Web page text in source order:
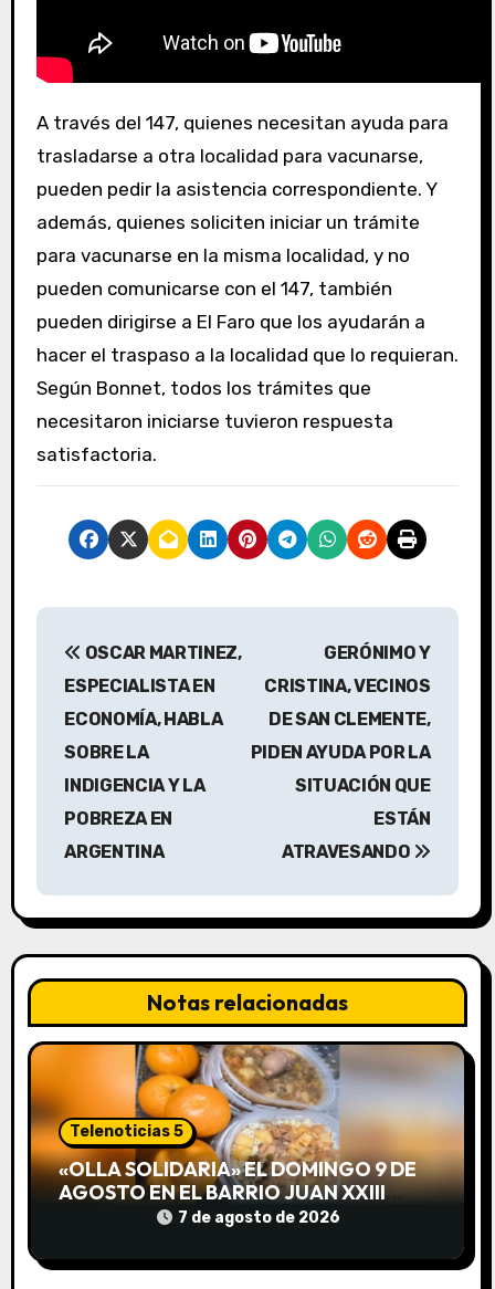
A través del 147, quienes necesitan ayuda para
trasladarse a otra localidad para vacunarse,
pueden pedir la asistencia correspondiente. Y
además, quienes soliciten iniciar un trámite
para vacunarse en la misma localidad, y no
pueden comunicarse con el 147, también
pueden dirigirse a El Faro que los ayudarán a
hacer el traspaso a la localidad que lo requieran.
Según Bonnet, todos los trámites que
necesitaron iniciarse tuvieron respuesta
satisfactoria.
N
c
i
ó
n
d
e
e
t
OSCAR MARTINEZ,
ESPECIALISTA EN
ECONOMÍA, HABLA
SOBRE LA
INDIGENCIA Y LA
POBREZA EN
ARGENTINA
GERÓNIMO Y
CRISTINA, VECINOS
DE SAN CLEMENTE,
PIDEN AYUDA POR LA
SITUACIÓN QUE
ESTÁN
ATRAVESANDO
Notas relacionadas
Telenoticias 5
«OLLA SOLIDARIA» EL DOMINGO 9 DE
AGOSTO EN EL BARRIO JUAN XXIII
DESDE LAS 13 HS7 de agosto de 2026